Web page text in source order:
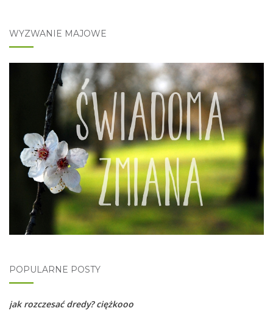
WYZWANIE MAJOWE
POPULARNE POSTY
jak rozczesać dredy? ciężkooo